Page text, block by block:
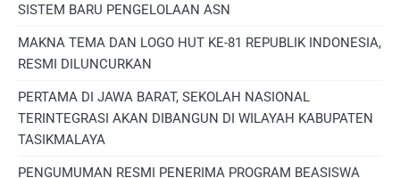
SISTEM BARU PENGELOLAAN ASN
MAKNA TEMA DAN LOGO HUT KE-81 REPUBLIK INDONESIA,
RESMI DILUNCURKAN
PERTAMA DI JAWA BARAT, SEKOLAH NASIONAL
TERINTEGRASI AKAN DIBANGUN DI WILAYAH KABUPATEN
TASIKMALAYA
PENGUMUMAN RESMI PENERIMA PROGRAM BEASISWA